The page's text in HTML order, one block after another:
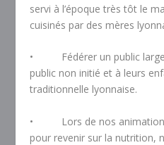
servi à l’époque très tôt le
cuisinés par des mères
• Fédérer un public large
public non initié et à leurs
traditionnelle lyonnaise.
• Lors de nos
pour revenir sur la nutrition,